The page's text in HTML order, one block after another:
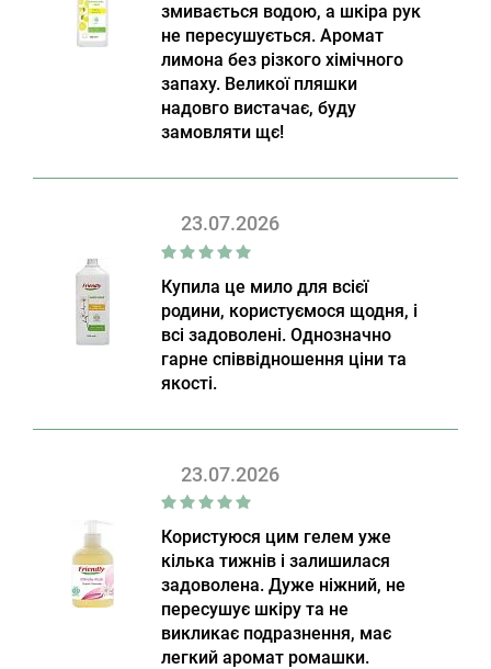
змивається водою, а шкіра рук
не пересушується. Аромат
лимона без різкого хімічного
запаху. Великої пляшки
надовго вистачає, буду
замовляти щє!
23.07.2026
Купила це мило для всієї
родини, користуємося щодня, і
всі задоволені. Однозначно
гарне співвідношення ціни та
якості.
23.07.2026
Користуюся цим гелем уже
кілька тижнів і залишилася
задоволена. Дуже ніжний, не
пересушує шкіру та не
викликає подразнення, має
легкий аромат ромашки.